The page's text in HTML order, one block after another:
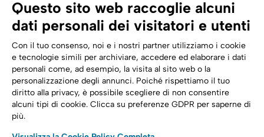
Sicurezza Digitale
Cloud
Trasformazione digitale
Energia
Telecomunicazioni
Seguici su:
Questo sito web raccoglie alcuni
dati personali dei visitatori e utenti
Con il tuo consenso, noi e i nostri partner utilizziamo i cookie
e tecnologie simili per archiviare, accedere ed elaborare i dati
personali come, ad esempio, la visita al sito web o la
personalizzazione degli annunci. Poiché rispettiamo il tuo
diritto alla privacy, è possibile scegliere di non consentire
alcuni tipi di cookie. Clicca su preferenze GDPR per saperne di
più.